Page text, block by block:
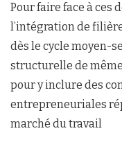
Pour faire face à ces
l’intégration de
dès le cycle moyen-
structurelle de
pour y inclure des
entrepreneuriales
marché du travail